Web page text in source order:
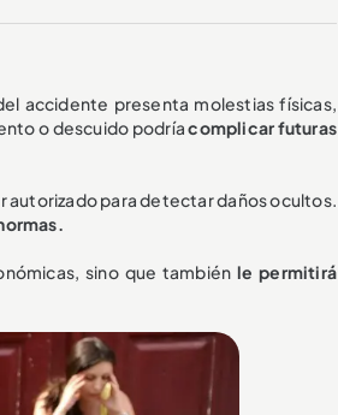
accidente presenta molestias físicas,
o descuido podríacomplicar futuras
autorizado para detectar daños ocultos.
sino que también le permitirá